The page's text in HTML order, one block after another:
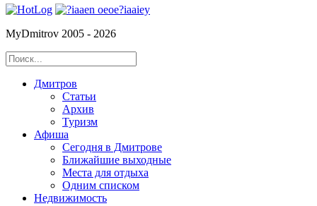
MyDmitrov 2005 - 2026
Дмитров
Статьи
Архив
Туризм
Афиша
Сегодня в Дмитрове
Ближайшие выходные
Места для отдыха
Одним списком
Недвижимость